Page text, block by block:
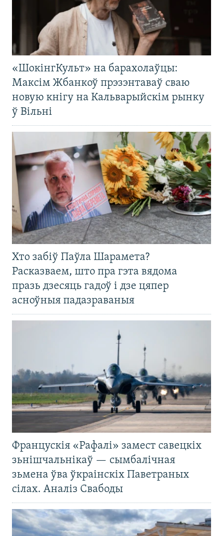
«ШокінгКульт» на барахолаўцы:
Максім Жбанкоў прэзэнтаваў сваю
новую кнігу на Кальварыйскім рынку
ў Вільні
Хто забіў Паўла Шарамета?
Расказваем, што пра гэта вядома
празь дзесяць гадоў і дзе цяпер
асноўныя падазраваныя
Францускія «Рафалі» замест савецкіх
зьнішчальнікаў — сымбалічная
зьмена ўва ўкраінскіх Паветраных
сілах. Аналіз Свабоды